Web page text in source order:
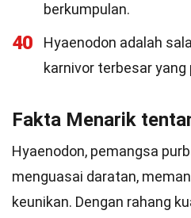
berkumpulan.
40
Hyaenodon adalah
karnivor terbesar yang
Fakta Menarik
Hyaenodon, pemangsa
menguasai daratan,
keunikan. Dengan rahang